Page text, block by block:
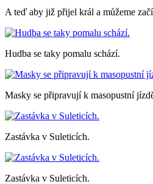
A teď aby již přijel král a můžeme
Hudba se taky pomalu schází.
Masky se připravují k masopustní
Zastávka v Suleticích.
Zastávka v Suleticích.